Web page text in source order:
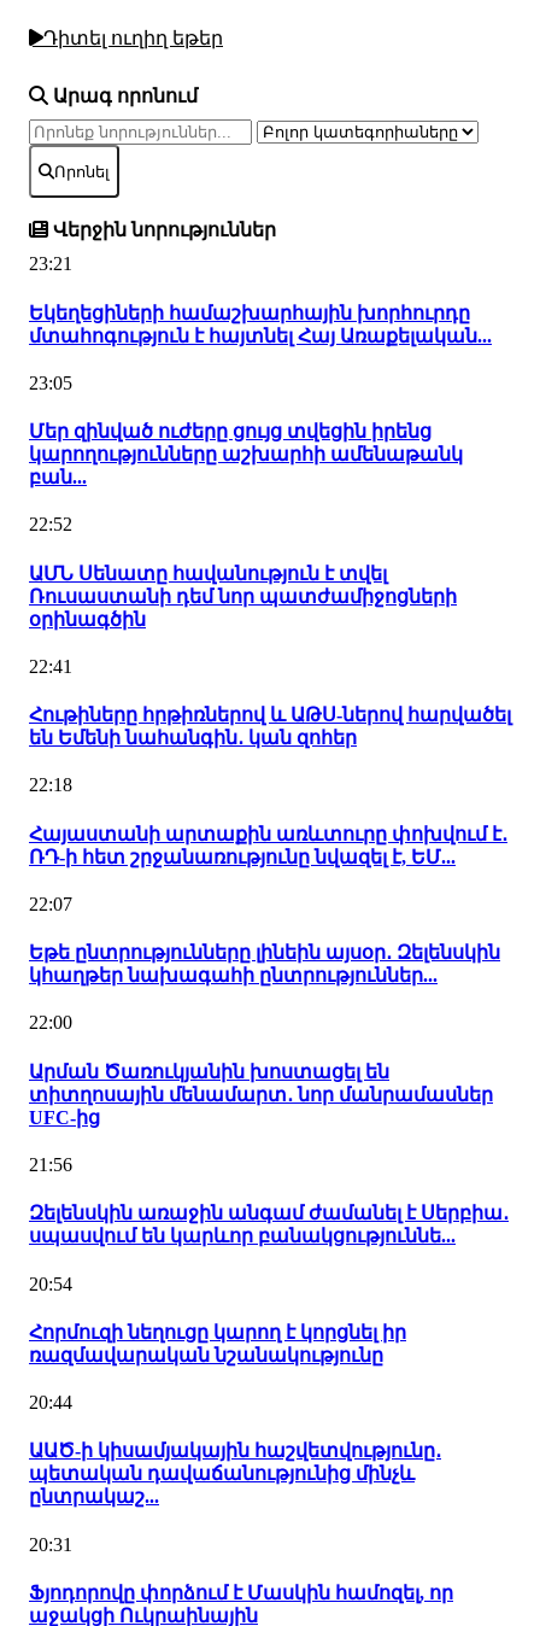
Դիտել ուղիղ եթեր
Արագ որոնում
Որոնել
Վերջին նորություններ
23:21
Եկեղեցիների համաշխարհային խորհուրդը
մտահոգություն է հայտնել Հայ Առաքելական...
23:05
Մեր զինված ուժերը ցույց տվեցին իրենց
կարողությունները աշխարհի ամենաթանկ
բան...
22:52
ԱՄՆ Սենատը հավանություն է տվել
Ռուսաստանի դեմ նոր պատժամիջոցների
օրինագծին
22:41
Հութիները հրթիռներով և ԱԹՍ-ներով հարվածել
են Եմենի նահանգին․ կան զոհեր
22:18
Հայաստանի արտաքին առևտուրը փոխվում է․
ՌԴ-ի հետ շրջանառությունը նվազել է, ԵՄ...
22:07
Եթե ընտրությունները լինեին այսօր․ Զելենսկին
կհաղթեր նախագահի ընտրություններ...
22:00
Արման Ծառուկյանին խոստացել են
տիտղոսային մենամարտ․ նոր մանրամասներ
UFC-ից
21:56
Զելենսկին առաջին անգամ ժամանել է Սերբիա․
սպասվում են կարևոր բանակցություննե...
20:54
Հորմուզի նեղուցը կարող է կորցնել իր
ռազմավարական նշանակությունը
20:44
ԱԱԾ-ի կիսամյակային հաշվետվությունը․
պետական դավաճանությունից մինչև
ընտրակաշ...
20:31
Ֆյոդորովը փորձում է Մասկին համոզել, որ
աջակցի Ուկրաինային